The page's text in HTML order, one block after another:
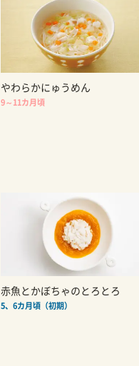
やわらかにゅうめん
9～11カ月頃
赤魚とかぼちゃのとろとろ
5、6カ月頃（初期）